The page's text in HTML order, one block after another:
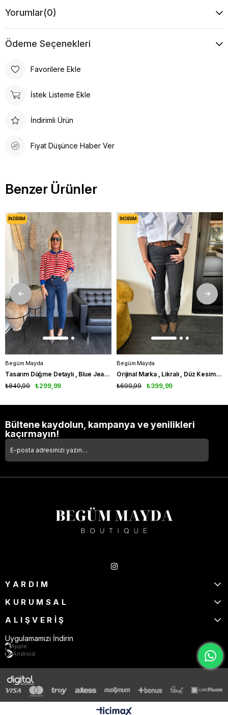
Yorumlar(0)
Ödeme Seçenekleri
Favorilere Ekle
İstek Listeme Ekle
İndirimli Ürün
Fiyat Düşünce Haber Ver
Benzer Ürünler
Begüm Mayda
Tasarım Düğme Detaylı , Blue Jean Pantolon
₺299,99
₺849,99
İNDIRIM
Begüm Mayda
Orijinal Marka , Likralı , Düz Kesim , Lacivert Jean
₺399,99
₺699,99
İNDIRIM
Bültene kaydolun, kampanya ve yenilikleri
kaçırmayın!
YARDIM
KURUMSAL
ALIŞVERİŞ
Uygulamamızı İndirin
Apple
Android